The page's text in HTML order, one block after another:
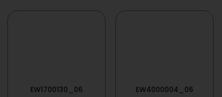
EW1700130_06 EW4000004_06